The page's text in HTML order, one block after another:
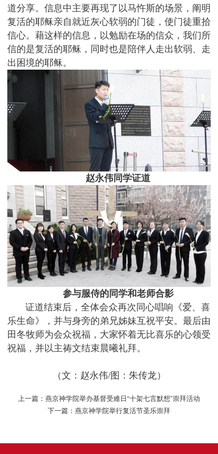
道分享。信息中主要再现了 以马忤斯的场景，阐明
复活的耶稣亲自就近灰心软弱的门徒 ，使门徒重拾
信心。藉这样的信息，以勉励在场的信众，我们所
信的是复活的耶稣，同时也是陪伴人走出软弱、走
出困境的耶稣。
赵永伟同学证道
参与服侍的同学和老师合影
证道结束后，全体会众再次同心唱响 《爱、喜
乐生命》，并与身旁的弟兄姊妹互祝平安。最后由
田冬牧师为会众祝福，大家怀着无比喜乐的心领受
祝福，并以主祷文结束晨曦礼拜。
（文：赵永伟/图：朱传龙）
上一篇：燕京神学院举办基督受难日“十架七言默想”崇拜活动
下一篇：燕京神学院举行复活节圣乐崇拜